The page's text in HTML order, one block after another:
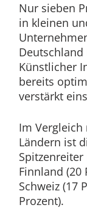
Nur sieben
in kleinen
Deutschland
Künstlicher
bereits
verstärkt
Im
Ländern ist
Finnland (20
Schweiz (17
Prozent).